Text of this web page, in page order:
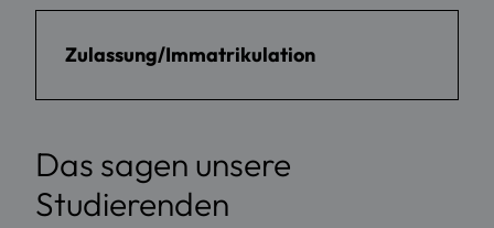
Zulassung/Immatrikulation
Das sagen unsere
Studierenden